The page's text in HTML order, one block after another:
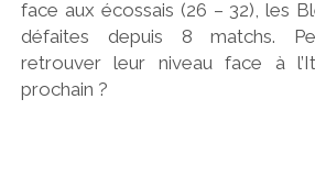
face aux écossais (26 – 32), les
défaites depuis 8 matchs.
retrouver leur niveau face à
prochain ?